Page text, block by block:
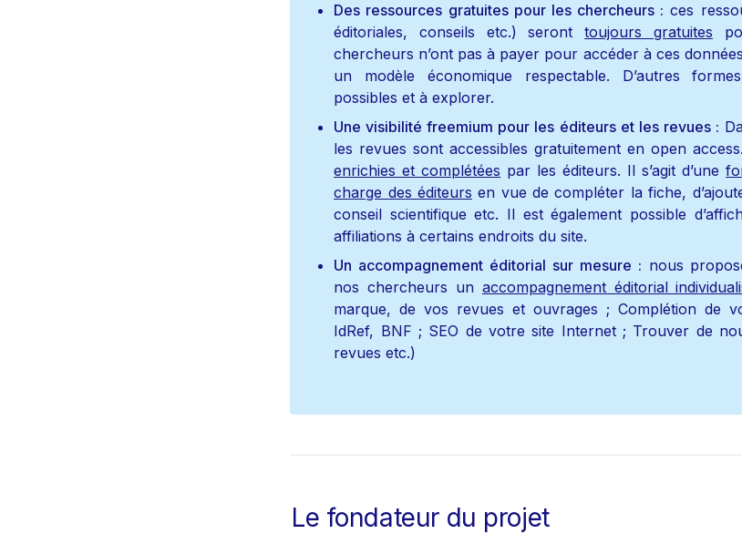
Des ressources gratuites pour les chercheurs : ces
éditoriales, conseils etc.) seront toujours gratuites
chercheurs n’ont pas à payer pour accéder à ces
un modèle économique respectable. D’autres
possibles et à explorer.
Une visibilité freemium pour les éditeurs et les revues :
enrichies et complétées par les éditeurs. Il s’agit d’une
charge des éditeurs en vue de compléter la fiche,
conseil scientifique etc. Il est également possible
affiliations à certains endroits du site.
Un accompagnement éditorial sur mesure : nous
nos chercheurs un accompagnement éditorial
marque, de vos revues et ouvrages ; Complétion de
IdRef, BNF ; SEO de votre site Internet ; Trouver de
revues etc.)
Le fondateur du projet